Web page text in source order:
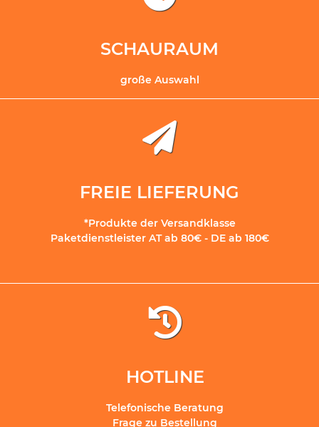
SCHAURAUM
große Auswahl
FREIE LIEFERUNG
*Produkte der Versandklasse
Paketdienstleister AT ab 80€ - DE ab 180€
HOTLINE
Telefonische Beratung
Frage zu Bestellung